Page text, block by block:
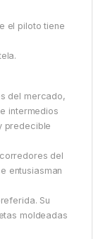
el piloto tiene
del mercado,
intermedios
predecible
del
entusiasman
Su
moldeadas